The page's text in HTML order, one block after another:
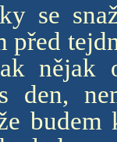
se
před
nějak
den,
budem